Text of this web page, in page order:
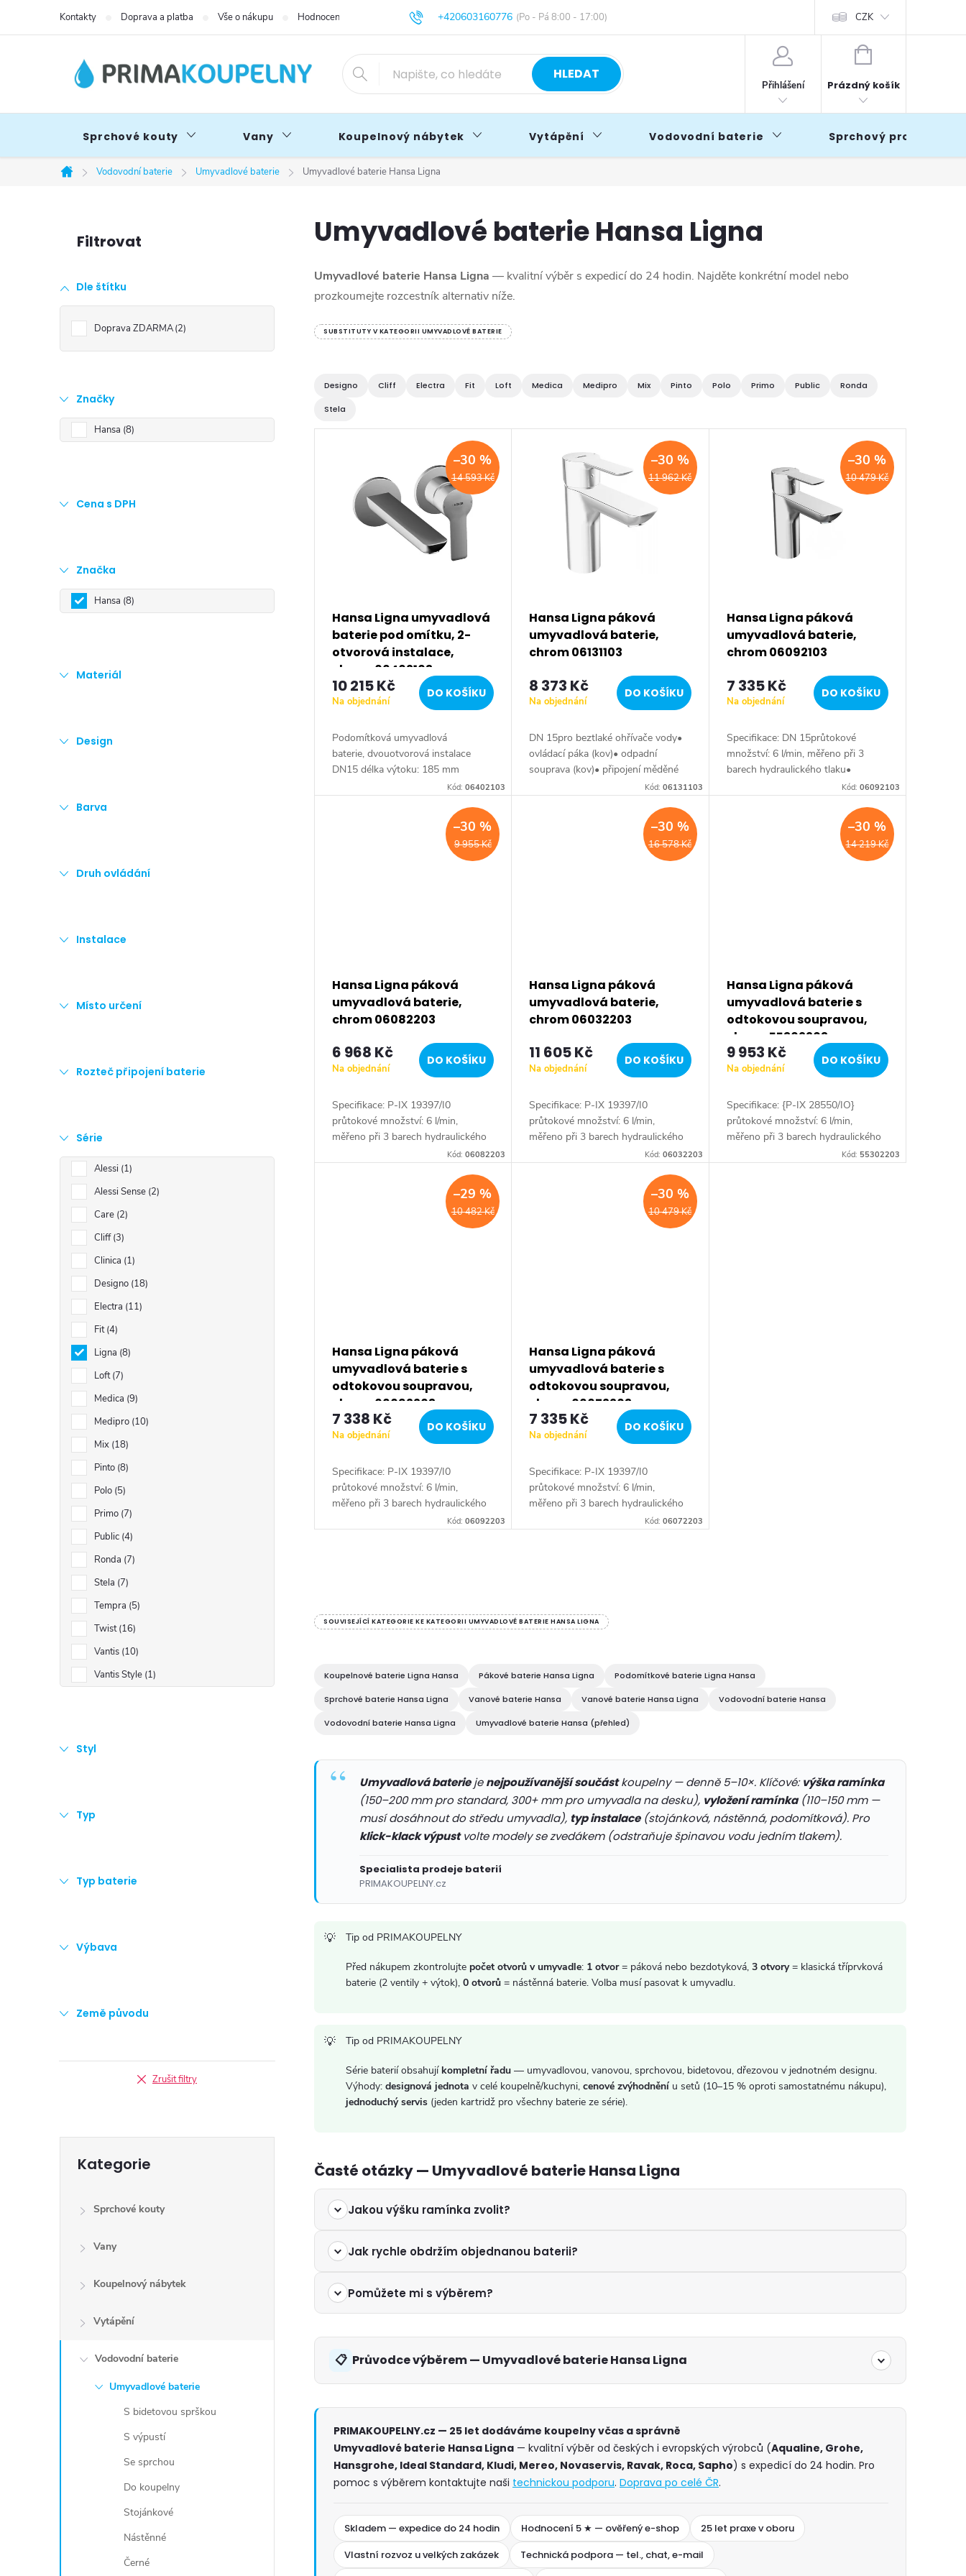
+420603160776
info@primakoupelny.cz
Kontakty Doprava a platba Vše o nákupu Hodnocení obchodu Obchodní podmínky Blog CZK
HLEDAT
Přihlášení
NÁKUPNÍ
Prázdný košík
Sprchové kouty Vany Koupelnový nábytek Vytápění Vodovodní baterie Sprchový program
Domů
Vodovodní baterie Umyvadlové baterie Umyvadlové baterie Hansa Ligna
s
t
a
n
í
p
a
e
Dle štítku
Doprava ZDARMA 2
Značky
Hansa 8
Cena s DPH
Značka
Hansa 8
Materiál
Design
Barva
Druh ovládání
Instalace
Místo určení
Rozteč připojení baterie
Série
Alessi 1
Alessi Sense 2
Care 2
Cliff 3
Clinica 1
Designo 18
Electra 11
Fit 4
Ligna 8
Loft 7
Medica 9
Medipro 10
Mix 18
Pinto 8
Polo 5
Primo 7
Public 4
Ronda 7
Stela 7
Tempra 5
Twist 16
Vantis 10
Vantis Style 1
Styl
Typ
Typ baterie
Výbava
Země původu
Zrušit filtry
kategorie
Kategorie
Sprchové kouty
Vany
Koupelnový nábytek
Vytápění
Vodovodní baterie
Umyvadlové baterie
S bidetovou sprškou
S výpustí
Se sprchou
Do koupelny
Stojánkové
Nástěnné
Černé
Umyvadlové baterie Hansa Ligna
Umyvadlové baterie Hansa Ligna — kvalitní výběr s expedicí do 24 hodin. Najděte konkrétní model nebo
prozkoumejte rozcestník alternativ níže.
SUBSTITUTY V KATEGORII UMYVADLOVÉ BATERIE
Designo Cliff Electra Fit Loft Medica Medipro Mix Pinto Polo Primo Public Ronda
Stela
k
14 593 Kč
–30 %
Hansa Ligna umyvadlová
baterie pod omítku, 2-
otvorová instalace,
chrom 06402103
10 215 Kč
Na objednání
DO KOŠÍKU
Podomítková umyvadlová
baterie, dvouotvorová instalace
DN15 délka výtoku: 185 mm
materiál: mosaz, barva: chrom
Kód:06402103
11 962 Kč
–30 %
Hansa Ligna páková
umyvadlová baterie,
chrom 06131103
8 373 Kč
Na objednání
DO KOŠÍKU
DN 15pro beztlaké ohřívače vody•
ovládací páka (kov)• odpadní
souprava (kov)• připojení měděné
trubičkyvyložení: 108 mmvýtok:
Kód: 06131103
10 479 Kč
–30 %
Hansa Ligna páková
umyvadlová baterie,
chrom 06092103
7 335 Kč
Na objednání
DO KOŠÍKU
Specifikace: DN 15průtokové
množství: 6 l/min, měřeno při 3
barech hydraulického tlaku•
ovládací páka (kov)• odpadní
Kód: 06092103
9 955 Kč
–30 %
Hansa Ligna páková
umyvadlová baterie,
chrom 06082203
6 968 Kč
Na objednání
DO KOŠÍKU
Specifikace: P-IX 19397/I0
průtokové množství: 6 l/min,
měřeno při 3 barech hydraulického
tlaku Tělesa armatur: mosazKód:06082203
16 578 Kč
–30 %
Hansa Ligna páková
umyvadlová baterie,
chrom 06032203
11 605 Kč
Na objednání
DO KOŠÍKU
Specifikace: P-IX 19397/I0
průtokové množství: 6 l/min,
měřeno při 3 barech hydraulického
tlaku Tělesa armatur: mosazKód: 06032203
14 219 Kč
–30 %
Hansa Ligna páková
umyvadlová baterie s
odtokovou soupravou,
chrom 55302203
9 953 Kč
Na objednání
DO KOŠÍKU
Specifikace: {P-IX 28550/IO}
průtokové množství: 6 l/min,
měřeno při 3 barech hydraulického
tlaku Tělesa armatur: mosazKód: 55302203
10 482 Kč
–29 %
Hansa Ligna páková
umyvadlová baterie s
odtokovou soupravou,
chrom 06092203
7 338 Kč
Na objednání
DO KOŠÍKU
Specifikace: P-IX 19397/I0
průtokové množství: 6 l/min,
měřeno při 3 barech hydraulického
tlaku Tělesa armatur: mosazKód:06092203
10 479 Kč
–30 %
Hansa Ligna páková
umyvadlová baterie s
odtokovou soupravou,
chrom 06072203
7 335 Kč
Na objednání
DO KOŠÍKU
Specifikace: P-IX 19397/I0
průtokové množství: 6 l/min,
měřeno při 3 barech hydraulického
tlaku Tělesa armatur: mosazKód: 06072203
v
á
d
a
c
k
y
SOUVISEJÍCÍ KATEGORIE KE KATEGORII UMYVADLOVÉ BATERIE HANSA LIGNA
Koupelnové baterie Ligna Hansa Pákové baterie Hansa Ligna Podomítkové baterie Ligna Hansa
Sprchové baterie Hansa Ligna Vanové baterie Hansa Vanové baterie Hansa Ligna Vodovodní baterie Hansa
Vodovodní baterie Hansa Ligna Umyvadlové baterie Hansa (přehled)
Umyvadlová bateriejenejpoužívanější součástkoupelny — denně 5–10×. Klíčové:výška ramínka
(150–200 mm pro standard, 300+ mm pro umyvadla na desku), vyložení ramínka(110–150 mm —
musí dosáhnout do středu umyvadla), typ instalace(stojánková, nástěnná, podomítková). Pro
klick-klack výpustvolte modely se zvedákem (odstraňuje špinavou vodu jedním tlakem).
Specialista prodeje baterií
PRIMAKOUPELNY.cz
Tip od PRIMAKOUPELNY
Před nákupem zkontrolujte počet otvorů v umyvadle: 1 otvor= páková nebo bezdotyková, 3 otvory= klasická tříprvková
baterie (2 ventily + výtok), 0 otvorů = nástěnná baterie. Volba musí pasovat k umyvadlu.
Tip od PRIMAKOUPELNY
Série baterií obsahují kompletní řadu — umyvadlovou, vanovou, sprchovou, bidetovou, dřezovou v jednotném designu.
Výhody: designová jednota v celé koupelně/kuchyni, cenové zvýhodnění u setů (10–15 % oproti samostatnému nákupu),
jednoduchý servis (jeden kartridž pro všechny baterie ze série).
Časté otázky — Umyvadlové baterie Hansa Ligna
Jakou výšku ramínka zvolit?
Jak rychle obdržím objednanou baterii?
Pomůžete mi s výběrem?
Průvodce výběrem — Umyvadlové baterie Hansa Ligna
PRIMAKOUPELNY.cz — 25 let dodáváme koupelny včas a správně
Umyvadlové baterie Hansa Ligna — kvalitní výběr od českých i evropských výrobců (Aqualine, Grohe,
Hansgrohe, Ideal Standard, Kludi, Mereo, Novaservis, Ravak, Roca, Sapho) s expedicí do 24 hodin. Pro
pomoc s výběrem kontaktujte naši technickou podporu. Doprava po celé ČR.
Skladem — expedice do 24 hodin Hodnocení 5 ★ — ověřený e-shop
25 let praxe v oboru
Vlastní rozvoz u velkých zakázek
Technická podpora — tel., chat, e-mail